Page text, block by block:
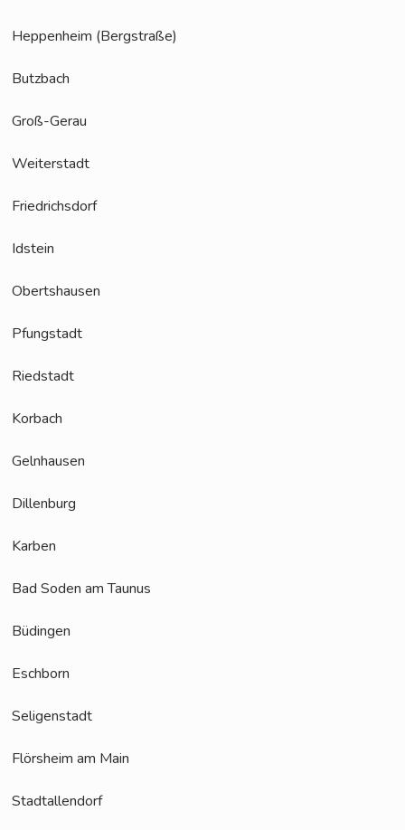
Hep­pen­heim (Berg­stra­ße)
Butz­bach
Groß-Gerau
Wei­ter­stadt
Fried­richs­dorf
Idstein
Oberts­hau­sen
Pfung­stadt
Ried­stadt
Kor­bach
Geln­hau­sen
Dil­len­burg
Kar­ben
Bad Soden am Taunus
Büdin­gen
Esch­born
Seli­gen­stadt
Flörs­heim am Main
Stadt­al­len­dorf